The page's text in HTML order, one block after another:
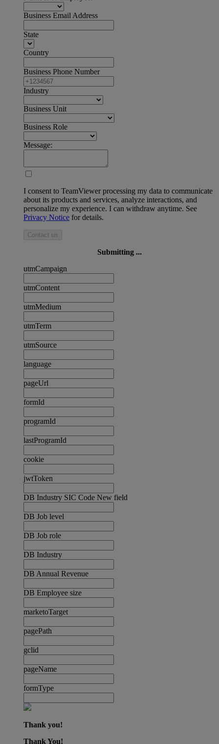
Business Email Address
State
Country
Business Phone Number
Industry
Business Unit
Business Role
Message:
I consent to TeamViewer processing my data to communicate
about its products and services, analyze interactions, and
personalize my experience. I can withdraw anytime. See
Privacy Notice for details.
Contact us
Submitting ...
utmCampaign
utmContent
utmMedium
utmTerm
utmSource
language
pageUrl
formId
programId
lastProgramId
cookie
jwtToken
DB Industry SIC Code New field
DB Job level
DB Job role
DB Industry
DB Annual Revenue
DB Employee size
marketoTarget
pagePath
gclid
pageName
formType
Thank you!
Thank You!